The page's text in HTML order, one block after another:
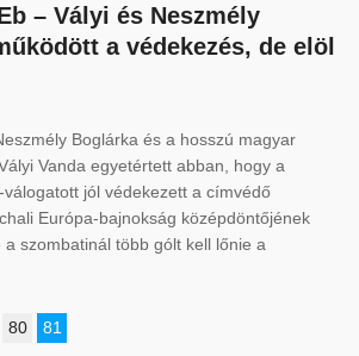
– Vályi és Neszmély
a védekezés, de elöl
Boglárka és a hosszú magyar
Vanda egyetértett abban, hogy a
jól védekezett a címvédő
Európa-bajnokság középdöntőjének
szombatinál több gólt kell lőnie a
80 81